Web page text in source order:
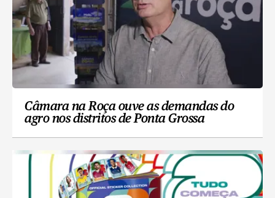
Câmara na Roça ouve as demandas do
agro nos distritos de Ponta Grossa